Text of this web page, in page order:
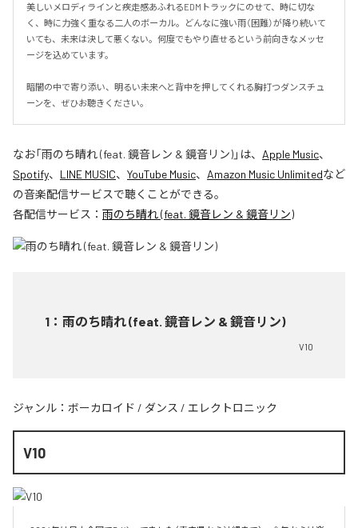
美しいメロディラインと疾走感あふれるEDMトラックにのせて、時に切な
く、時に力強く重なる二人のボーカル。どんなに強い雨（困難）が降り続いて
いても、未来は決して悪くない。何度でもやり直せるという前向きなメッセ
ージを込めています。
暗闇の中で寄り添い、明るい未来へと背中を押してくれる胸打つダンスチュ
ーンを、ぜひお聴きください。
なお「雨のち晴れ (feat. 鏡音レン & 鏡音リン)」は、 Apple Music、
Spotify、 LINE MUSIC、 YouTube Music、 Amazon Music Unlimitedなど
の音楽配信サービスで聴くことができる。
各配信サービス： 雨のち晴れ (feat. 鏡音レン & 鏡音リン)
1 ： 雨のち晴れ (feat. 鏡音レン & 鏡音リン)
V10
ジャンル： ボーカロイド / ダンス / エレクトロニック
V10